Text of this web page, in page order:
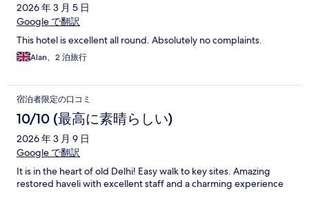
2026 年 3 月 5 日
Google で翻訳
This hotel is excellent all round. Absolutely no complaints.
Alan、2 泊旅行
宿泊者限定の口コミ
10/10 (最高に素晴らしい)
2026 年 3 月 9 日
Google で翻訳
It is in the heart of old Delhi! Easy walk to key sites. Amazing
restored haveli with excellent staff and a charming experience